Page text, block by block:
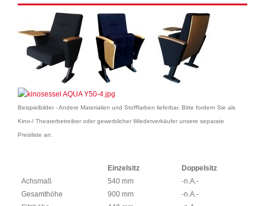
Beispielbilder - Andere Materialien und Stofffarben lieferbar. Bitte fordern Sie als
Kino-/ Theaterbetreiber oder gewerblicher Wiederverkäufer unsere separate
Preisliste an.
Einzelsitz
Doppelsitz
Achsmaß
540 mm
-n.A.-
Gesamthöhe
900 mm
-n.A.-